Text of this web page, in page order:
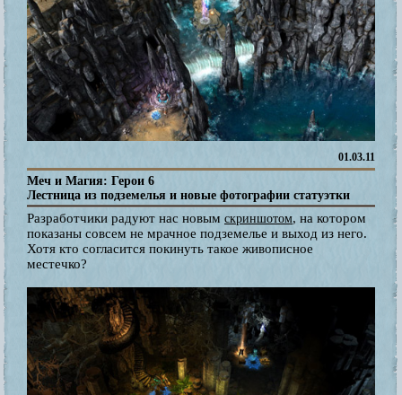
01.03.11
Меч и Магия: Герои 6
Лестница из подземелья и новые фотографии статуэтки
Разработчики радуют нас новым скриншотом, на котором
показаны совсем не мрачное подземелье и выход из него.
Хотя кто согласится покинуть такое живописное
местечко?